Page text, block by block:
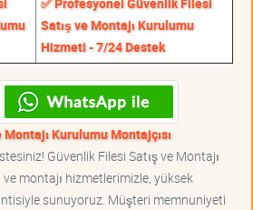
✅ Profesyonel Güvenlik Filesi
Satış ve Montajı Kurulumu
Hizmeti - 7/24 Destek
Kurulumu Montajçısı
Güvenlik Filesi Satış ve Montajı
ve montajı hizmetlerimizle, yüksek
sunuyoruz. Müşteri memnuniyeti